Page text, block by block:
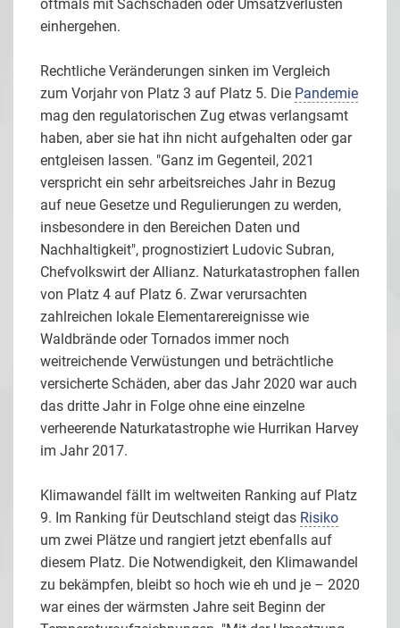
oftmals mit Sachschäden oder Umsatzverlusten
einhergehen.
Rechtliche Veränderungen sinken im Vergleich
zum Vorjahr von Platz 3 auf Platz 5. Die Pandemie
mag den regulatorischen Zug etwas verlangsamt
haben, aber sie hat ihn nicht aufgehalten oder gar
entgleisen lassen. "Ganz im Gegenteil, 2021
verspricht ein sehr arbeitsreiches Jahr in Bezug
auf neue Gesetze und Regulierungen zu werden,
insbesondere in den Bereichen Daten und
Nachhaltigkeit", prognostiziert Ludovic Subran,
Chefvolkswirt der Allianz. Naturkatastrophen fallen
von Platz 4 auf Platz 6. Zwar verursachten
zahlreichen lokale Elementarereignisse wie
Waldbrände oder Tornados immer noch
weitreichende Verwüstungen und beträchtliche
versicherte Schäden, aber das Jahr 2020 war auch
das dritte Jahr in Folge ohne eine einzelne
verheerende Naturkatastrophe wie Hurrikan Harvey
im Jahr 2017.
Klimawandel fällt im weltweiten Ranking auf Platz
9. Im Ranking für Deutschland steigt das Risiko
um zwei Plätze und rangiert jetzt ebenfalls auf
diesem Platz. Die Notwendigkeit, den Klimawandel
zu bekämpfen, bleibt so hoch wie eh und je – 2020
war eines der wärmsten Jahre seit Beginn der